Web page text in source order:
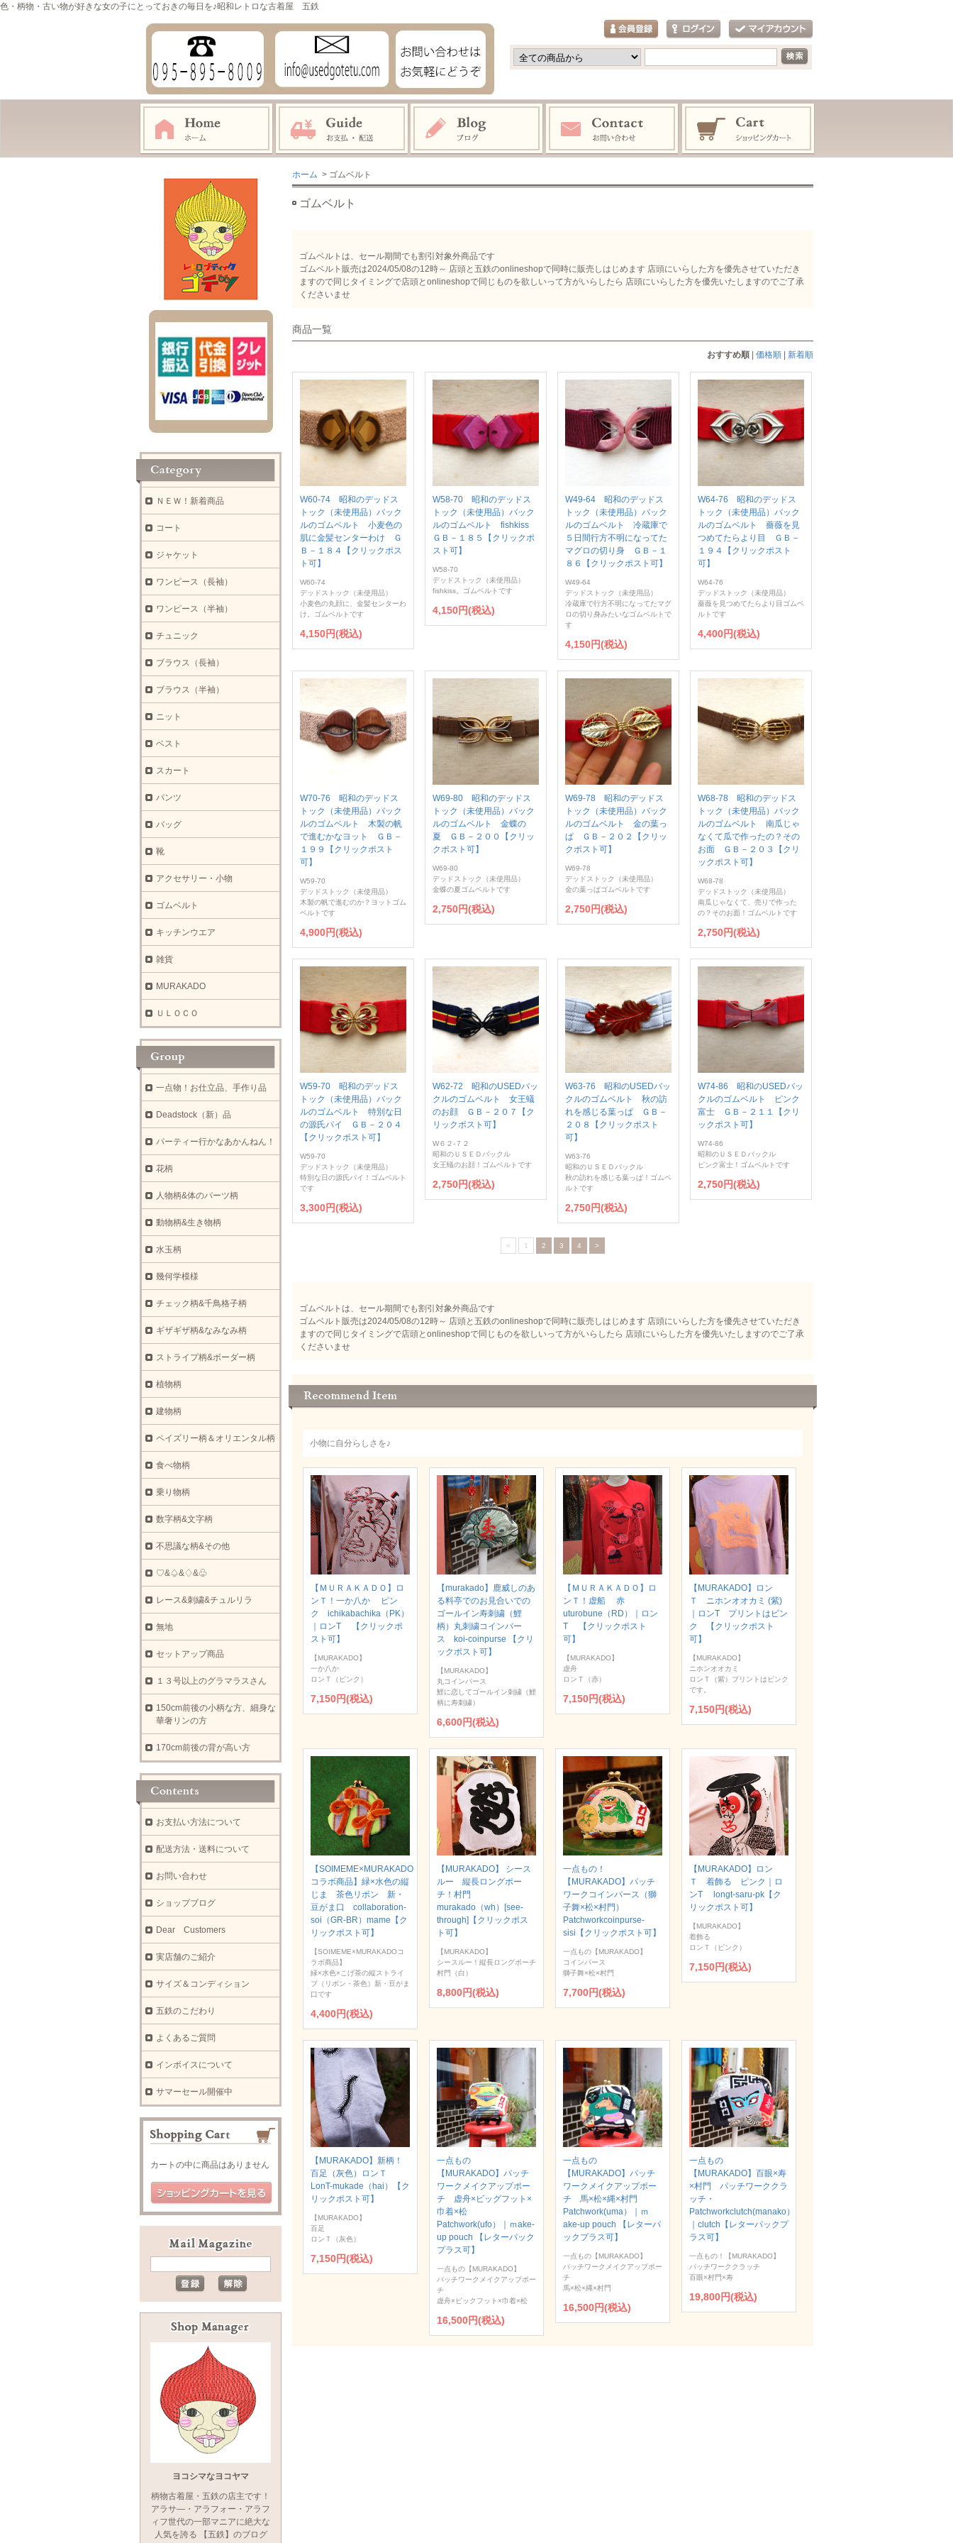
色・柄物・古い物が好きな女の子にとっておきの毎日を♪昭和レトロな古着屋 五鉄
ホーム > ゴムベルト
ゴムベルト
ゴムベルトは、セール期間でも割引対象外商品です
ゴムベルト販売は2024/05/08の12時～ 店頭と五鉄のonlineshopで同時に販売しはじめます 店頭にいらした方を優先させていただき
ますので同じタイミングで店頭とonlineshopで同じものを欲しいって方がいらしたら 店頭にいらした方を優先いたしますのでご了承
くださいませ
商品一覧
おすすめ順 価格順 新着順
W60-74 昭和のデッドス
トック（未使用品）バック
ルのゴムベルト 小麦色の
肌に金髪センターわけ Ｇ
Ｂ－１８４【クリックポス
ト可】
W60-74
デッドストック（未使用品）
小麦色の丸顔に、金髪センターわ
け。ゴムベルトです
4,150円(税込)
W58-70 昭和のデッドス
トック（未使用品）バック
ルのゴムベルト fishkiss
ＧＢ－１８５【クリックポ
スト可】
W58-70
デッドストック（未使用品）
fishkiss。ゴムベルトです
4,150円(税込)
W49-64 昭和のデッドス
トック（未使用品）バック
ルのゴムベルト 冷蔵庫で
５日間行方不明になってた
マグロの切り身 ＧＢ－１
８６【クリックポスト可】
W49-64
デッドストック（未使用品）
冷蔵庫で行方不明になってたマグ
ロの切り身みたいなゴムベルトで
す
4,150円(税込)
W64-76 昭和のデッドス
トック（未使用品）バック
ルのゴムベルト 薔薇を見
つめてたらより目 ＧＢ－
１９４【クリックポスト
可】
W64-76
デッドストック（未使用品）
薔薇を見つめてたらより目ゴムベ
ルトです
4,400円(税込)
W70-76 昭和のデッドス
トック（未使用品）バック
ルのゴムベルト 木製の帆
で進むかなヨット ＧＢ－
１９９【クリックポスト
可】
W59-70
デッドストック（未使用品）
木製の帆で進むのか？ヨットゴム
ベルトです
4,900円(税込)
W69-80 昭和のデッドス
トック（未使用品）バック
ルのゴムベルト 金蝶の
夏 ＧＢ－２００【クリッ
クポスト可】
W69-80
デッドストック（未使用品）
金蝶の夏ゴムベルトです
2,750円(税込)
W69-78 昭和のデッドス
トック（未使用品）バック
ルのゴムベルト 金の葉っ
ぱ ＧＢ－２０２【クリッ
クポスト可】
W69-78
デッドストック（未使用品）
金の葉っぱゴムベルトです
2,750円(税込)
W68-78 昭和のデッドス
トック（未使用品）バック
ルのゴムベルト 南瓜じゃ
なくて瓜で作ったの？その
お面 ＧＢ－２０３【クリ
ックポスト可】
W68-78
デッドストック（未使用品）
南瓜じゃなくて、売りで作った
の？そのお面！ゴムベルトです
2,750円(税込)
W59-70 昭和のデッドス
トック（未使用品）バック
ルのゴムベルト 特別な日
の源氏パイ ＧＢ－２０４
【クリックポスト可】
W59-70
デッドストック（未使用品）
特別な日の源氏パイ！ゴムベルト
です
3,300円(税込)
W62-72 昭和のUSEDバッ
クルのゴムベルト 女王蟻
のお顔 ＧＢ－２０７【ク
リックポスト可】
W６２-７２
昭和のＵＳＥＤバックル
女王蟻のお顔！ゴムベルトです
2,750円(税込)
W63-76 昭和のUSEDバッ
クルのゴムベルト 秋の訪
れを感じる葉っぱ ＧＢ－
２０８【クリックポスト
可】
W63-76
昭和のＵＳＥＤバックル
秋の訪れを感じる葉っぱ！ゴムベ
ルトです
2,750円(税込)
W74-86 昭和のUSEDバッ
クルのゴムベルト ピンク
富士 ＧＢ－２１１【クリ
ックポスト可】
W74-86
昭和のＵＳＥＤバックル
ピンク富士！ゴムベルトです
2,750円(税込)
< 1 2 3 4 >
ゴムベルトは、セール期間でも割引対象外商品です
ゴムベルト販売は2024/05/08の12時～ 店頭と五鉄のonlineshopで同時に販売しはじめます 店頭にいらした方を優先させていただき
ますので同じタイミングで店頭とonlineshopで同じものを欲しいって方がいらしたら 店頭にいらした方を優先いたしますのでご了承
くださいませ
小物に自分らしさを♪
【ＭＵＲＡＫＡＤＯ】ロ
ンＴ！一か八か ピン
ク ichikabachika（PK）
｜ロンT 【クリックポ
スト可】
【MURAKADO】
一か八か
ロンＴ（ピンク）
7,150円(税込)
【murakado】鹿威しのあ
る料亭でのお見合いでの
ゴールイン寿刺繍（鯉
柄）丸刺繍コインパー
ス koi-coinpurse 【クリ
ックポスト可】
【MURAKADO】
丸コインパース
鯉に恋してゴールイン刺繍（鯉
柄に寿刺繍）
6,600円(税込)
【ＭＵＲＡＫＡＤＯ】ロ
ンＴ！虚船 赤
uturobune（RD）｜ロン
T 【クリックポスト
可】
【MURAKADO】
虚舟
ロンＴ（赤）
7,150円(税込)
【MURAKADO】ロン
Ｔ ニホンオオカミ (紫)
｜ロンT プリントはピン
ク 【クリックポスト
可】
【MURAKADO】
ニホンオオカミ
ロンＴ（紫）プリントはピンク
です。
7,150円(税込)
【SOIMEME×MURAKADO
コラボ商品】緑×水色の縦
じま 茶色リボン 新・
豆がま口 collaboration-
soi（GR-BR）mame【ク
リックポスト可】
【SOIMEME×MURAKADOコ
ラボ商品】
緑×水色×こげ茶の縦ストライ
プ（リボン・茶色）新・豆がま
口です
4,400円(税込)
【MURAKADO】 シース
ルー 縦長ロングポー
チ！村門
murakado（wh）[see-
through]【クリックポス
ト可】
【MURAKADO】
シースルー！縦長ロングポーチ
村門（白）
8,800円(税込)
一点もの！
【MURAKADO】パッチ
ワークコインパース（獅
子舞×松×村門）
Patchworkcoinpurse-
sisi【クリックポスト可】
一点もの【MURAKADO】
コインパース
獅子舞×松×村門
7,700円(税込)
【MURAKADO】ロン
Ｔ 着飾る ピンク｜ロ
ンT longt-saru-pk【ク
リックポスト可】
【MURAKADO】
着飾る
ロンＴ（ピンク）
7,150円(税込)
【MURAKADO】新柄！
百足（灰色）ロンＴ
LonT-mukade（hai）【ク
リックポスト可】
【MURAKADO】
百足
ロンＴ（灰色）
7,150円(税込)
一点もの
【MURAKADO】パッチ
ワークメイクアップポー
チ 虚舟×ビッグフット×
巾着×松
Patchwork(ufo）｜ｍake-
up pouch 【レターパック
プラス可】
一点もの【MURAKADO】
パッチワークメイクアップポー
チ
虚舟×ビックフット×巾着×松
16,500円(税込)
一点もの
【MURAKADO】パッチ
ワークメイクアップポー
チ 馬×松×縄×村門
Patchwork(uma）｜ｍ
ake-up pouch 【レターパ
ックプラス可】
一点もの【MURAKADO】
パッチワークメイクアップポー
チ
馬×松×縄×村門
16,500円(税込)
一点もの
【MURAKADO】百眼×寿
×村門 パッチワーククラ
ッチ・
Patchworkclutch(manako）
｜clutch【レターパックプ
ラス可】
一点もの！【MURAKADO】
パッチワーククラッチ
百眼×村門×寿
19,800円(税込)
ＮＥＷ！新着商品
コート
ジャケット
ワンピース（長袖）
ワンピース（半袖）
チュニック
ブラウス（長袖）
ブラウス（半袖）
ニット
ベスト
スカート
パンツ
バッグ
靴
アクセサリー・小物
ゴムベルト
キッチンウエア
雑貨
MURAKADO
ＵＬＯＣＯ
一点物！お仕立品、手作り品
Deadstock（新）品
パーティー行かなあかんねん！
花柄
人物柄&体のパーツ柄
動物柄&生き物柄
水玉柄
幾何学模様
チェック柄&千鳥格子柄
ギザギザ柄&なみなみ柄
ストライプ柄&ボーダー柄
植物柄
建物柄
ペイズリー柄＆オリエンタル柄
食べ物柄
乗り物柄
数字柄&文字柄
不思議な柄&その他
♡&♤&♢&♧
レース&刺繍&チュルリラ
無地
セットアップ商品
１３号以上のグラマラスさん
150cm前後の小柄な方、細身な
華奢リンの方
170cm前後の背が高い方
お支払い方法について
配送方法・送料について
お問い合わせ
ショップブログ
Dear Customers
実店舗のご紹介
サイズ＆コンディション
五鉄のこだわり
よくあるご質問
インボイスについて
サマーセール開催中
カートの中に商品はありません
ヨコシマなヨコヤマ
柄物古着屋・五鉄の店主です！
アラサ―・アラフォー・アラフ
ィフ世代の一部マニアに絶大な
人気を誇る 【五鉄】のブログ